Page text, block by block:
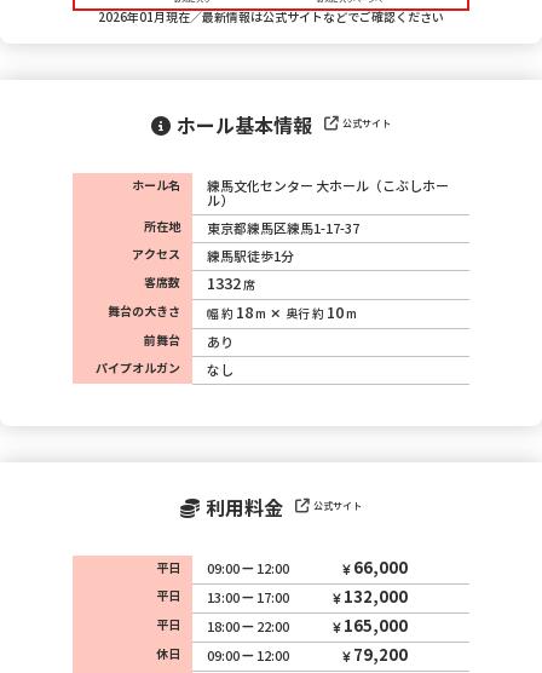
2026年01月現在／最新情報は公式サイトなどでご確認ください
ホール基本情報 公式サイト
ホール名
練馬文化センター 大ホール（こぶしホー
ル）
所在地 東京都練馬区練馬1-17-37
アクセス 練馬駅徒歩1分
客席数 1332席
舞台の大きさ
幅 約 18m 奥行 約 10m
前舞台
あり
パイプオルガン なし
利用料金 公式サイト
平日 09:00 12:00 66,000
平日 13:00 17:00 132,000
平日 18:00 22:00 165,000
休日 09:00 12:00 79,200